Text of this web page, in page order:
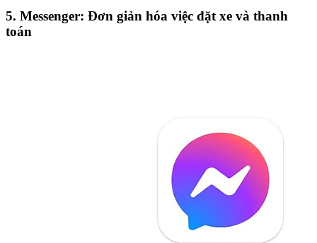
5. Messenger: Đơn giản hóa việc đặt xe và thanh
toán